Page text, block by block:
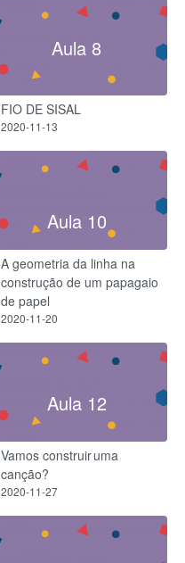
Aula 8
FIO DE SISAL
2020-11-13
Aula 10
A geometria da linha na
construção de um papagaio
de papel
2020-11-20
Aula 12
Vamos construir uma
canção?
2020-11-27